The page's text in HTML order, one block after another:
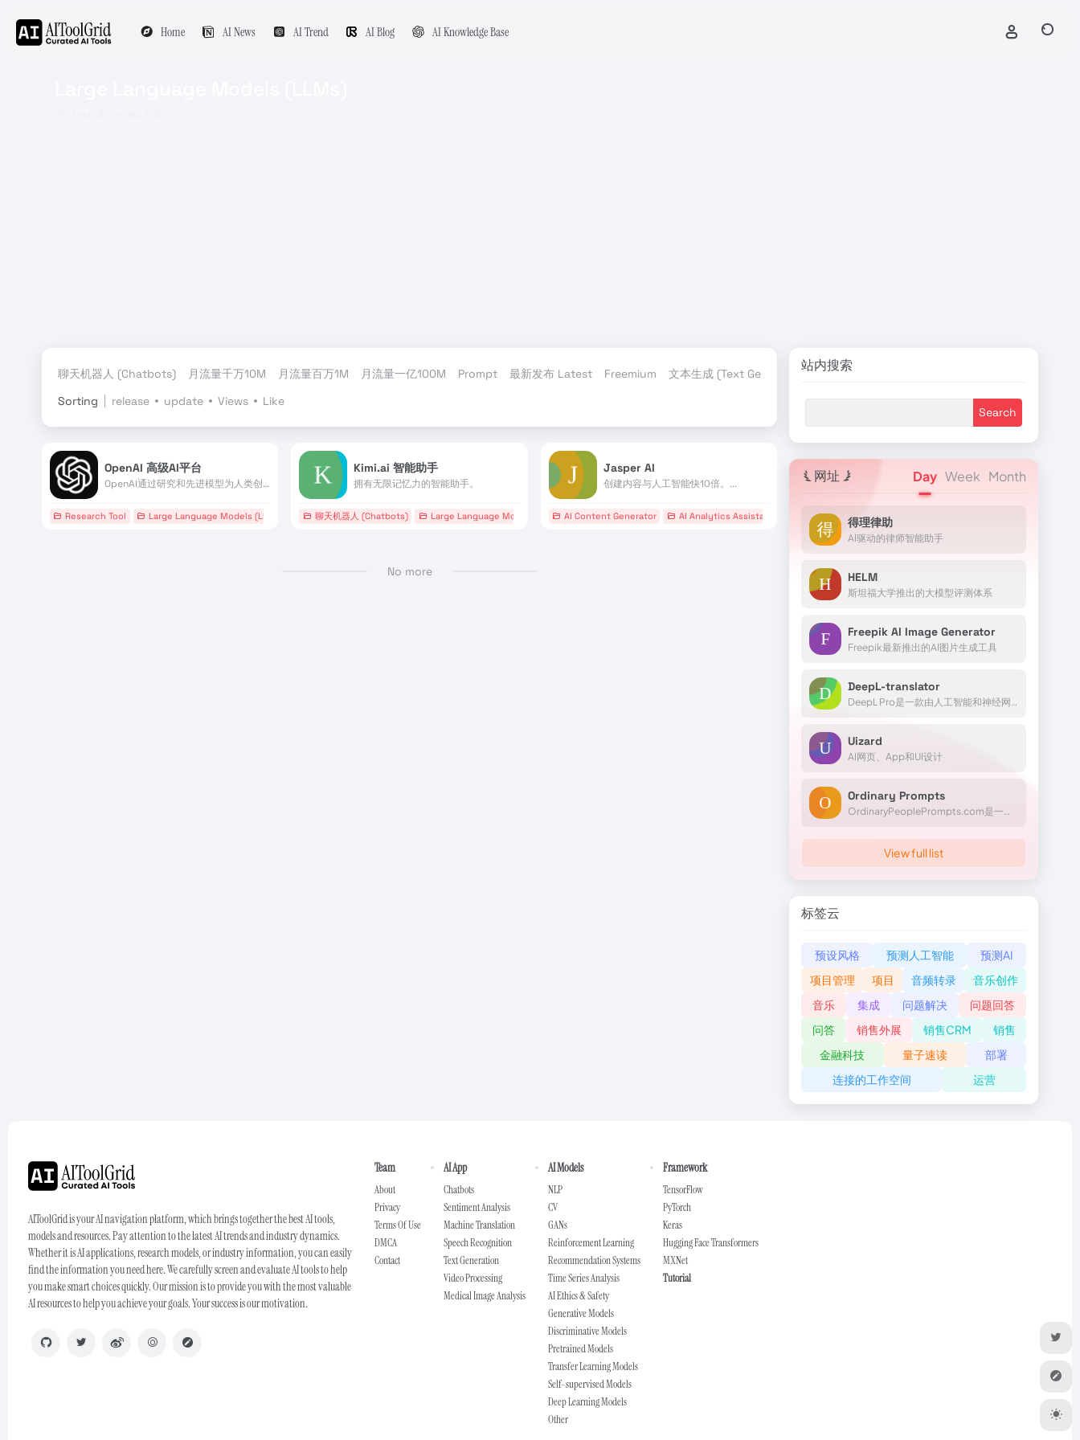
Home AI News AI Trend AI Blog AI Knowledge Base
聊天机器人 (Chatbots) 月流量千万10M 月流量百万1M 月流量一亿100M Prompt 最新发布 Latest Freemium 文本生成 (Text Generation) TensorFlow
Sorting
release update Views Like
OpenAI 高级AI平台
OpenAI通过研究和先进模型为人类创造安全的AGI。
Research Tool Large Language Models (LLMs) # AGI # API # OpenAI
Kimi.ai 智能助手
拥有无限记忆力的智能助手。
聊天机器人 (Chatbots) Large Language Models (LLMs) # 上下文输入 # 小说阅读 # 录音
Jasper AI
创建内容与人工智能快10倍。...
AI Content Generator AI Analytics Assistant # AI写手 # AI生成图像 # AI策略模板
No more
站内搜索
网址 Day Week Month
得理律助
AI驱动的律师智能助手
HELM
斯坦福大学推出的大模型评测体系
Freepik AI Image Generator
Freepik最新推出的AI图片生成工具
DeepL-translator
DeepL Pro是一款由人工智能和神经网络提供支持的专业翻译服务，可跨多种设备和应用程序(包括文档、网页、电子邮件和口头对话)提供准确、安全和可定制的翻译
Uizard
AI网页、App和UI设计
Ordinary Prompts
OrdinaryPeoplePrompts.com是一个互动网站，为用户提供了一个探索和创建人工智能生成提示的平台。它提供了一个提示目录，一个关于更好提示的课程，以及一个对提示进行贡献、评论和...
View full list
标签云
预设风格 预测人工智能
预测AI
项目管理
项目 音频转录
音乐创作
音乐
集成 问题解决
问题回答
问答
销售外展 销售CRM
销售
金融科技
量子速读
部署
连接的工作空间
运营
AIToolGrid is your AI navigation platform, which brings together the best AI tools,
models and resources. Pay attention to the latest AI trends and industry dynamics.
Whether it is AI applications, research models, or industry information, you can easily
find the information you need here. We carefully screen and evaluate AI tools to help
you make smart choices quickly. Our mission is to provide you with the most valuable
AI resources to help you achieve your goals. Your success is our motivation.
Team
About
Privacy
Terms Of Use
DMCA
Contact
AI App
Chatbots
Sentiment Analysis
Machine Translation
Speech Recognition
Text Generation
Video Processing
Medical Image Analysis
AI Models
NLP
CV
GANs
Reinforcement Learning
Recommendation Systems
Time Series Analysis
AI Ethics & Safety
Generative Models
Discriminative Models
Pretrained Models
Transfer Learning Models
Self-supervised Models
Deep Learning Models
Other
Framework
TensorFlow
PyTorch
Keras
Hugging Face Transformers
MXNet
Tutorial